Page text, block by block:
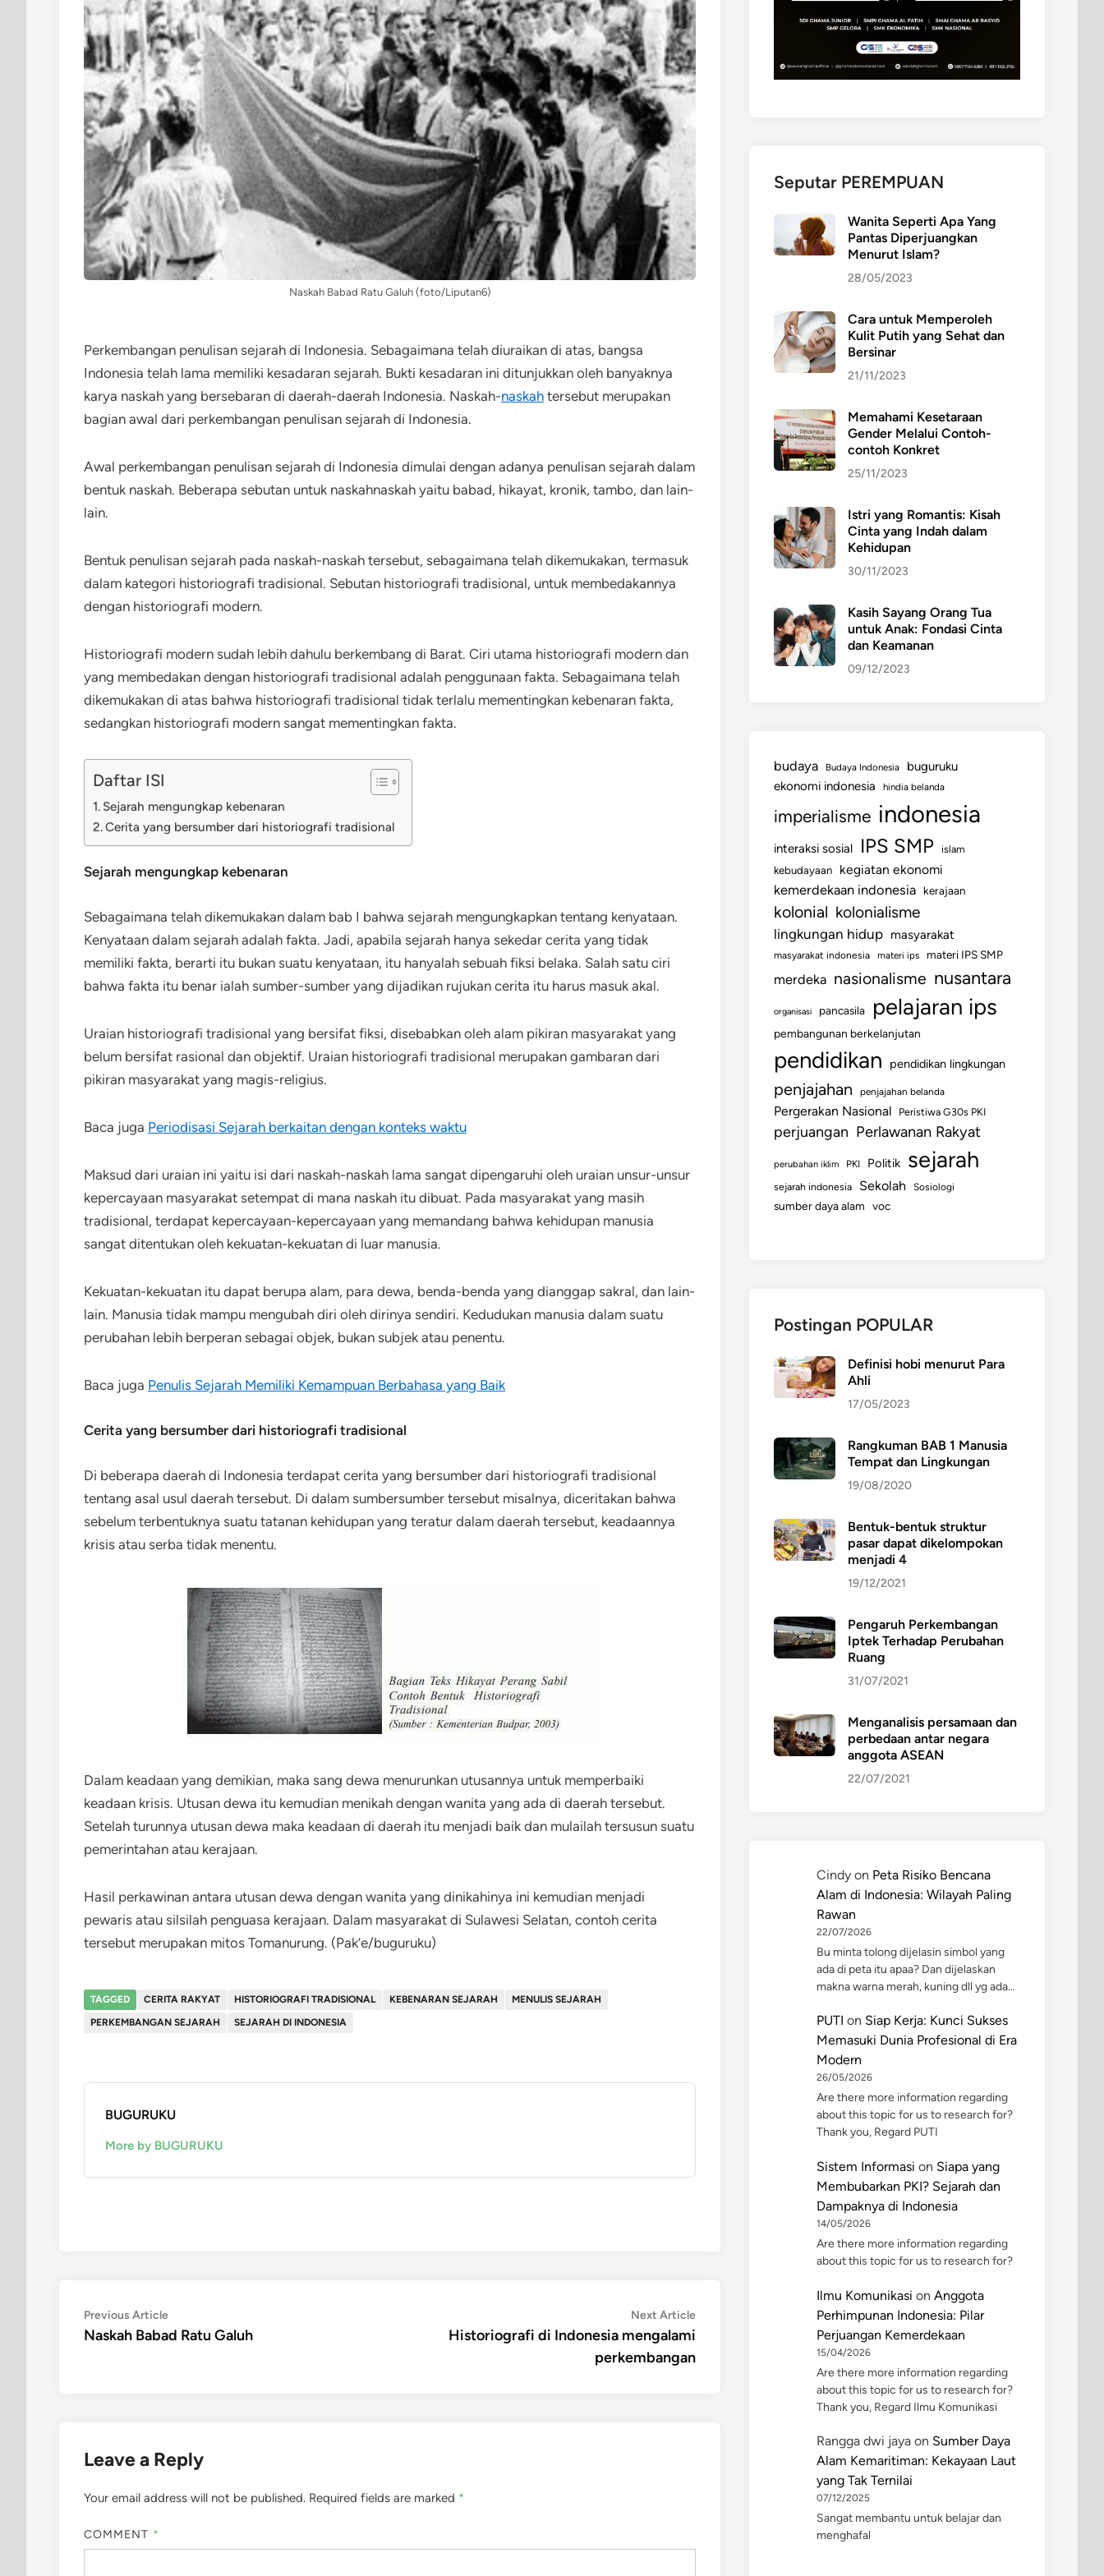
Naskah Babad Ratu Galuh (foto/Liputan6)
Perkembangan penulisan sejarah di Indonesia. Sebagaimana telah diuraikan di atas, bangsa
Indonesia telah lama memiliki kesadaran sejarah. Bukti kesadaran ini ditunjukkan oleh banyaknya
karya naskah yang bersebaran di daerah-daerah Indonesia. Naskah-naskah tersebut merupakan
bagian awal dari perkembangan penulisan sejarah di Indonesia.
Awal perkembangan penulisan sejarah di Indonesia dimulai dengan adanya penulisan sejarah dalam
bentuk naskah. Beberapa sebutan untuk naskahnaskah yaitu babad, hikayat, kronik, tambo, dan lain-
lain.
Bentuk penulisan sejarah pada naskah-naskah tersebut, sebagaimana telah dikemukakan, termasuk
dalam kategori historiografi tradisional. Sebutan historiografi tradisional, untuk membedakannya
dengan historiografi modern.
Historiografi modern sudah lebih dahulu berkembang di Barat. Ciri utama historiografi modern dan
yang membedakan dengan historiografi tradisional adalah penggunaan fakta. Sebagaimana telah
dikemukakan di atas bahwa historiografi tradisional tidak terlalu mementingkan kebenaran fakta,
sedangkan historiografi modern sangat mementingkan fakta.
Daftar ISI
Sejarah mengungkap kebenaran
Cerita yang bersumber dari historiografi tradisional
Sejarah mengungkap kebenaran
Sebagaimana telah dikemukakan dalam bab I bahwa sejarah mengungkapkan tentang kenyataan.
Kenyataan dalam sejarah adalah fakta. Jadi, apabila sejarah hanya sekedar cerita yang tidak
memiliki fakta, berarti itu bukan suatu kenyataan, itu hanyalah sebuah fiksi belaka. Salah satu ciri
bahwa fakta itu benar ialah sumber-sumber yang dijadikan rujukan cerita itu harus masuk akal.
Uraian historiografi tradisional yang bersifat fiksi, disebabkan oleh alam pikiran masyarakat yang
belum bersifat rasional dan objektif. Uraian historiografi tradisional merupakan gambaran dari
pikiran masyarakat yang magis-religius.
Baca juga Periodisasi Sejarah berkaitan dengan konteks waktu
Maksud dari uraian ini yaitu isi dari naskah-naskah lama sangat dipengaruhi oleh uraian unsur-unsur
kepercayaan masyarakat setempat di mana naskah itu dibuat. Pada masyarakat yang masih
tradisional, terdapat kepercayaan-kepercayaan yang memandang bahwa kehidupan manusia
sangat ditentukan oleh kekuatan-kekuatan di luar manusia.
Kekuatan-kekuatan itu dapat berupa alam, para dewa, benda-benda yang dianggap sakral, dan lain-
lain. Manusia tidak mampu mengubah diri oleh dirinya sendiri. Kedudukan manusia dalam suatu
perubahan lebih berperan sebagai objek, bukan subjek atau penentu.
Baca juga Penulis Sejarah Memiliki Kemampuan Berbahasa yang Baik
Cerita yang bersumber dari historiografi tradisional
Di beberapa daerah di Indonesia terdapat cerita yang bersumber dari historiografi tradisional
tentang asal usul daerah tersebut. Di dalam sumbersumber tersebut misalnya, diceritakan bahwa
sebelum terbentuknya suatu tatanan kehidupan yang teratur dalam daerah tersebut, keadaannya
krisis atau serba tidak menentu.
Dalam keadaan yang demikian, maka sang dewa menurunkan utusannya untuk memperbaiki
keadaan krisis. Utusan dewa itu kemudian menikah dengan wanita yang ada di daerah tersebut.
Setelah turunnya utusan dewa maka keadaan di daerah itu menjadi baik dan mulailah tersusun suatu
pemerintahan atau kerajaan.
Hasil perkawinan antara utusan dewa dengan wanita yang dinikahinya ini kemudian menjadi
pewaris atau silsilah penguasa kerajaan. Dalam masyarakat di Sulawesi Selatan, contoh cerita
tersebut merupakan mitos Tomanurung. (Pak’e/buguruku)
TAGGED CERITA RAKYAT HISTORIOGRAFI TRADISIONAL KEBENARAN SEJARAH
MENULIS SEJARAH
PERKEMBANGAN SEJARAH
SEJARAH DI INDONESIA
BUGURUKU
More by BUGURUKU
Post
navigation
Previous ArticlePrevious
article:
Naskah Babad Ratu Galuh
Next ArticleNext
Historiografi di Indonesia mengalami
perkembangan
Leave a Reply
Your email address will not be published. Required fields are marked *
COMMENT *
Seputar PEREMPUAN
Wanita Seperti Apa Yang
Pantas Diperjuangkan
Menurut Islam?
28/05/2023
Cara untuk Memperoleh
Kulit Putih yang Sehat dan
Bersinar
21/11/2023
Memahami Kesetaraan
Gender Melalui Contoh-
contoh Konkret
25/11/2023
Istri yang Romantis: Kisah
Cinta yang Indah dalam
Kehidupan
30/11/2023
Kasih Sayang Orang Tua
untuk Anak: Fondasi Cinta
dan Keamanan
09/12/2023
budaya Budaya Indonesia
buguruku
ekonomi indonesia
hindia belanda
imperialisme indonesia
interaksi sosial IPS SMP
islam
kebudayaan
kegiatan ekonomi
kemerdekaan indonesia kerajaan
kolonial kolonialisme
lingkungan hidup masyarakat
masyarakat indonesia materi ips materi IPS SMP
merdeka nasionalisme nusantara
organisasi pancasila pelajaran ips
pembangunan berkelanjutan
pendidikan pendidikan lingkungan
penjajahan penjajahan belanda
Pergerakan Nasional Peristiwa G30s PKI
perjuangan Perlawanan Rakyat
perubahan iklim PKI Politik sejarah
sejarah indonesia Sekolah Sosiologi
sumber daya alam voc
Postingan POPULAR
Definisi hobi menurut Para
Ahli
17/05/2023
Rangkuman BAB 1 Manusia
Tempat dan Lingkungan
19/08/2020
Bentuk-bentuk struktur
pasar dapat dikelompokan
menjadi 4
19/12/2021
Pengaruh Perkembangan
Iptek Terhadap Perubahan
Ruang
31/07/2021
Menganalisis persamaan dan
perbedaan antar negara
anggota ASEAN
22/07/2021
Cindy on Peta Risiko Bencana
Alam di Indonesia: Wilayah Paling
Rawan
22/07/2026
Bu minta tolong dijelasin simbol yang
ada di peta itu apaa? Dan dijelaskan
makna warna merah, kuning dll yg ada…
PUTI on Siap Kerja: Kunci Sukses
Memasuki Dunia Profesional di Era
Modern
26/05/2026
Are there more information regarding
about this topic for us to research for?
Thank you, Regard PUTI
Sistem Informasi on Siapa yang
Membubarkan PKI? Sejarah dan
Dampaknya di Indonesia
14/05/2026
Are there more information regarding
about this topic for us to research for?
Ilmu Komunikasi on Anggota
Perhimpunan Indonesia: Pilar
Perjuangan Kemerdekaan
15/04/2026
Are there more information regarding
about this topic for us to research for?
Thank you, Regard Ilmu Komunikasi
Rangga dwi jaya on Sumber Daya
Alam Kemaritiman: Kekayaan Laut
yang Tak Ternilai
07/12/2025
Sangat membantu untuk belajar dan
menghafal